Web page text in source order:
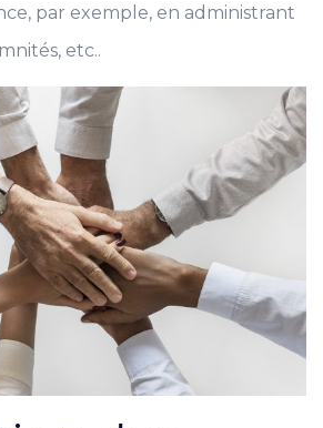
par exemple, en administrant
etc..